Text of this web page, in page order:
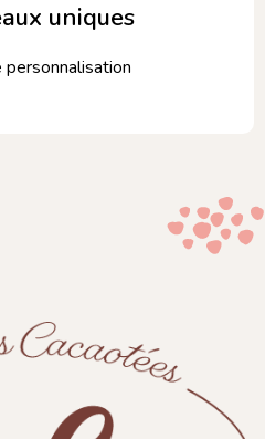
uniques
personnalisation